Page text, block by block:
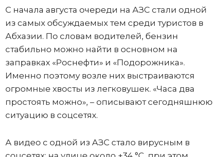
С начала августа очереди на АЗС стали одной
из самых обсуждаемых тем среди туристов в
Абхазии. По словам водителей, бензин
стабильно можно найти в основном на
заправках «Роснефти» и «Подорожника».
Именно поэтому возле них выстраиваются
огромные хвосты из легковушек. «Часа два
простоять можно», – описывают сегодняшнюю
ситуацию в соцсетях.
А видео с одной из АЗС стало вирусным в